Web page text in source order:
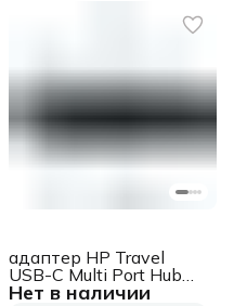
Нет в наличии
адаптер HP Travel
USB-C Multi Port Hub
EURO cons HP Travel